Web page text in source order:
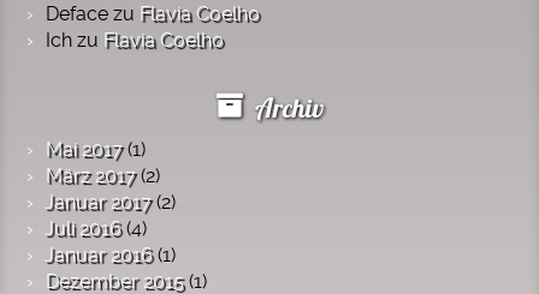
Deface zu Flavia Coelho
Ich zu Flavia Coelho
Archiv
Mai 2017(1)
März 2017(2)
Januar 2017(2)
Juli 2016(4)
Januar 2016(1)
Dezember 2015(1)